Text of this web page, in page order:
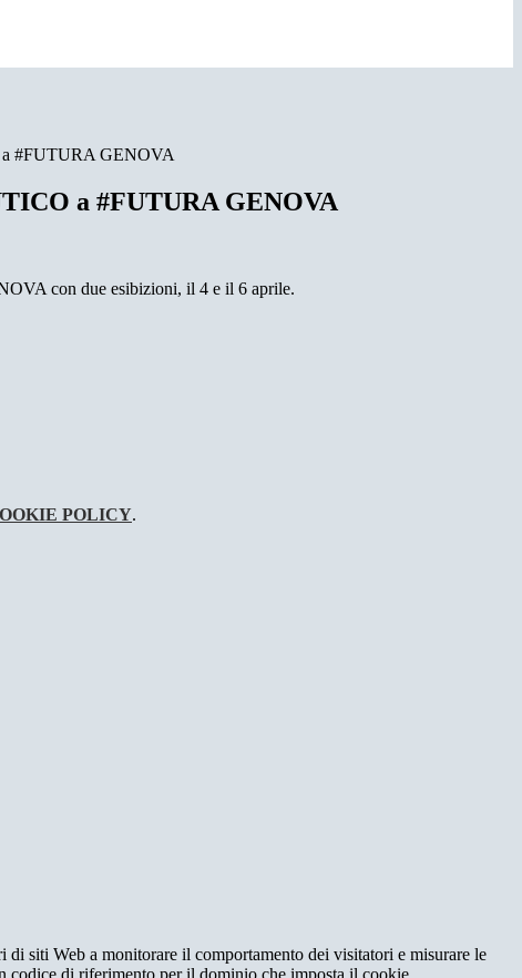
#FUTURA GENOVA
a #FUTURA GENOVA
con due esibizioni, il 4 e il 6 aprile.
POLICY.
siti Web a monitorare il comportamento dei visitatori e misurare le